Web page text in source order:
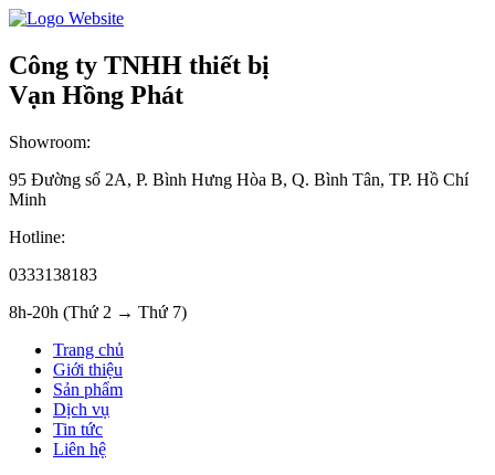
Công ty TNHH thiết bị
Vạn Hồng Phát
Showroom:
95 Đường số 2A, P. Bình Hưng Hòa B, Q. Bình Tân, TP. Hồ Chí
Minh
Hotline:
0333138183
8h-20h (Thứ 2 → Thứ 7)
Trang chủ
Giới thiệu
Sản phẩm
Dịch vụ
Tin tức
Liên hệ